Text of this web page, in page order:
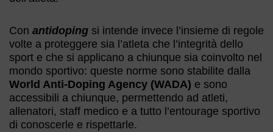
Con antidoping si intende invece l’insieme di regole
volte a proteggere sia l’atleta che l’integrità dello
sport e che si applicano a chiunque sia coinvolto nel
mondo sportivo: queste norme sono stabilite dalla
World Anti-Doping Agency (WADA) e sono
accessibili a chiunque, permettendo ad atleti,
allenatori, staff medico e a tutto l’entourage sportivo
di conoscerle e rispettarle.